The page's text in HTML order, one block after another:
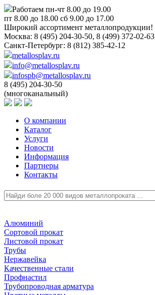
Работаем пн-чт 8.00 до 19.00
пт 8.00 до 18.00 сб 9.00 до 17.00
Широкий ассортимент металлопродукции!
Москва: 8 (495) 204-30-50, 8 (499) 372-02-63
Санкт-Петербург: 8 (812) 385-42-12
metallosplav.ru
info@metallosplav.ru
infospb@metallosplav.ru
8 (495) 204-30-50
(многоканальный)
О компании
Каталог
Услуги
Новости
Информация
Партнеры
Контакты
Алюминий
Сортовой прокат
Листовой прокат
Трубы
Нержавейка
Качественные стали
Профнастил
Трубопроводная арматура